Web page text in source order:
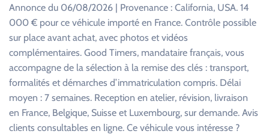
Annonce du 06/08/2026 | Provenance : California, USA. 14
000 € pour ce véhicule importé en France. Contrôle possible
sur place avant achat, avec photos et vidéos
complémentaires. Good Timers, mandataire français, vous
accompagne de la sélection à la remise des clés : transport,
formalités et démarches d’immatriculation compris. Délai
moyen : 7 semaines. Reception en atelier, révision, livraison
en France, Belgique, Suisse et Luxembourg, sur demande. Avis
clients consultables en ligne. Ce véhicule vous intéresse ?